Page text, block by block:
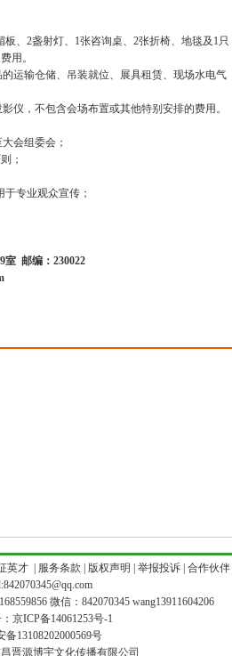
、2盏射灯、1张咨询桌、2张折椅、地毯及1只
用。
运输仓储、吊装就位、展具租赁、现场水电气
仪，不包含会场布置或其他特别安排的费用。
会组委会；
；
专业观众宣传；
室 邮编：230022
英才 服务条款 版权声明 举报投诉| 合作伙伴|
微信：842070345 wang13911604206
京ICP备14061253号-1
备13108202000569号
晋源博宇文化传播有限公司